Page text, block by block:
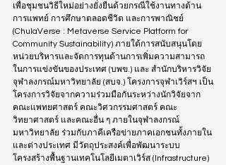
เพื่อชุมชนวิธีใหม่อย่างยั่งยืนด้วยกรณีใช้งานทางด้าน
การแพทย์ การศึกษาตลอดชีวิต และการพาณิชย์
(ChulaVerse : Metaverse Service Platform for
Community Sustainability) ภายใต้การสนับสนุนโดย
หน่วยบริหารและจัดการทุนด้านการเพิ่มความสามารถ
ในการแข่งขันของประเทศ (บพข.) และ สำนักบริหารวิจัย
จุฬาลงกรณ์มหาวิทยาลัย (สบจ.) โครงการจุฬาเวิร์สฯ เป็น
โครงการวิจัยจากความร่วมมือกันระหว่างนักวิจัยจาก
คณะแพทยศาสตร์ คณะวิศวกรรมศาสตร์ คณะ
วิทยาศาสตร์ และคณะอื่น ๆ ภายในจุฬาลงกรณ์
มหาวิทยาลัย ร่วมกับภาคีเครือข่ายภาคเอกชนทั้งภายใน
และต่างประเทศ มีวัตถุประสงค์เพื่อพัฒนาระบบ
โครงสร้างพื้นฐานเทคโนโลยีเมตาเวิร์ส (Infrastructure)